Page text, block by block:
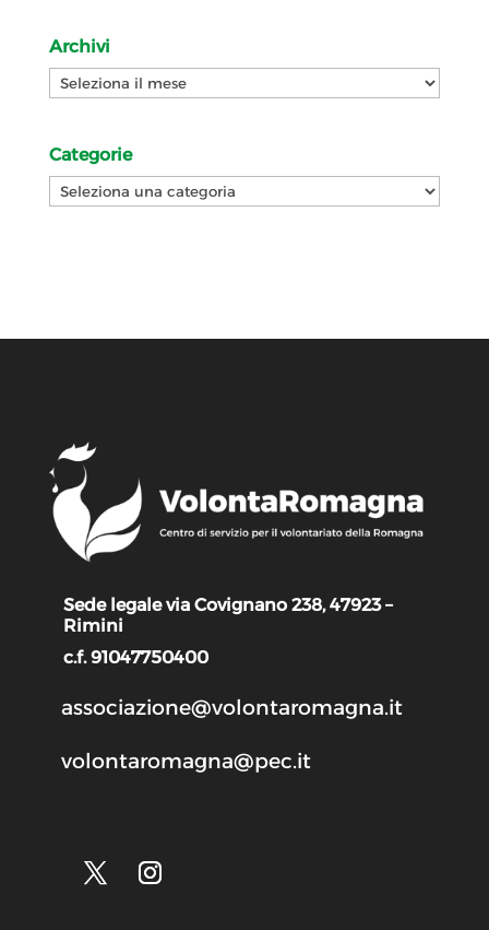
Archivi
Archivi
Categorie
Categorie
Sede legale via Covignano 238, 47923 –
Rimini
c.f. 91047750400
associazione@volontaromagna.it
volontaromagna@pec.it